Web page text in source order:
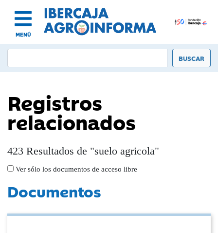
MENÚ
Registros
relacionados
423 Resultados de "suelo agricola"
Ver sólo los documentos de acceso libre
Documentos